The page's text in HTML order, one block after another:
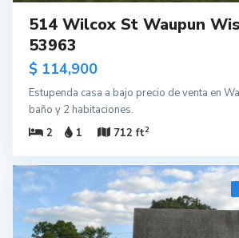
514 Wilcox St Waupun
53963
$ 114,900
Estupenda casa a bajo precio de venta en
baño y 2 habitaciones.
2
1 712 ft2